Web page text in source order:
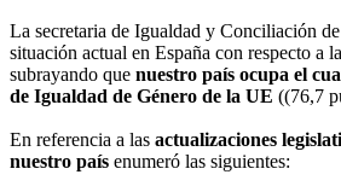
La secretaria de Igualdad y Conciliación
situación actual en España con respecto a
subrayando que nuestro país ocupa el
de Igualdad de Género de la UE ((76,7
En referencia a las actualizaciones
nuestro país enumeró las siguientes: